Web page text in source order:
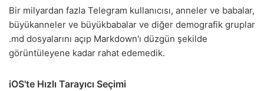
Bir milyardan fazla Telegram kullanıcısı, anneler ve babalar,
büyükanneler ve büyükbabalar ve diğer demografik gruplar
.md dosyalarını açıp Markdown'ı düzgün şekilde
görüntüleyene kadar rahat edemedik.
iOS'te Hızlı Tarayıcı Seçimi